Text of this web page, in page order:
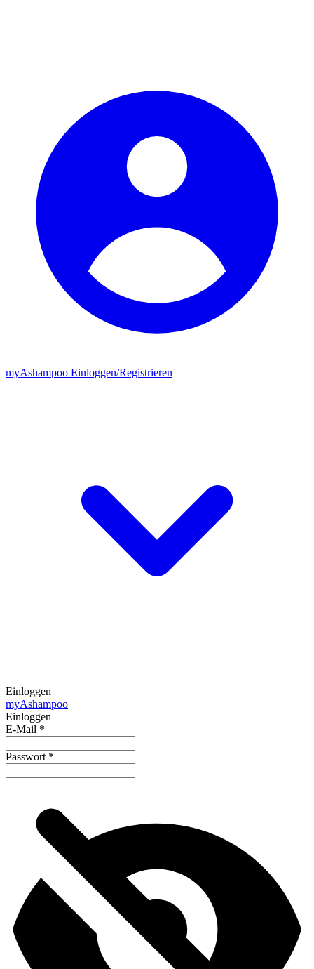
myAshampoo Einloggen/Registrieren
Einloggen
myAshampoo
Einloggen
E-Mail *
Passwort *